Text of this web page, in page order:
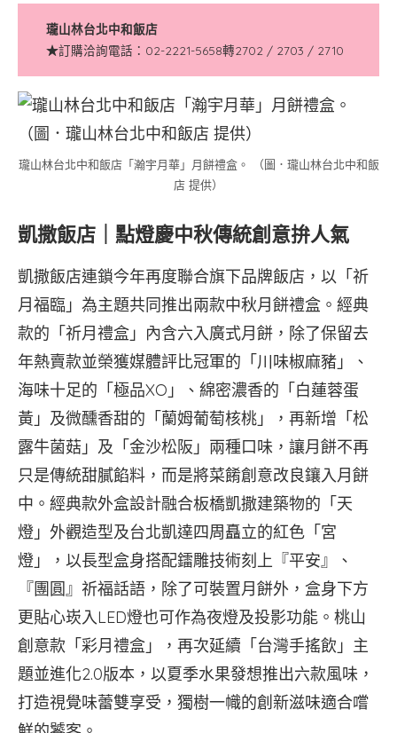
瓏山林台北中和飯店
★訂購洽詢電話：02-2221-5658轉2702 / 2703 / 2710
瓏山林台北中和飯店「瀚宇月華」月餅禮盒。 （圖．瓏山林台北中和飯
店 提供）
凱撒飯店｜點燈慶中秋傳統創意拚人氣
凱撒飯店連鎖今年再度聯合旗下品牌飯店，以「祈
月福臨」為主題共同推出兩款中秋月餅禮盒。經典
款的「祈月禮盒」內含六入廣式月餅，除了保留去
年熱賣款並榮獲媒體評比冠軍的「川味椒麻豬」、
海味十足的「極品XO」、綿密濃香的「白蓮蓉蛋
黃」及微醺香甜的「蘭姆葡萄核桃」，再新增「松
露牛菌菇」及「金沙松阪」兩種口味，讓月餅不再
只是傳統甜膩餡料，而是將菜餚創意改良鑲入月餅
中。經典款外盒設計融合板橋凱撒建築物的「天
燈」外觀造型及台北凱達四周矗立的紅色「宮
燈」，以長型盒身搭配鐳雕技術刻上『平安』、
『團圓』祈福話語，除了可裝置月餅外，盒身下方
更貼心崁入LED燈也可作為夜燈及投影功能。桃山
創意款「彩月禮盒」，再次延續「台灣手搖飲」主
題並進化2.0版本，以夏季水果發想推出六款風味，
打造視覺味蕾雙享受，獨樹一幟的創新滋味適合嚐